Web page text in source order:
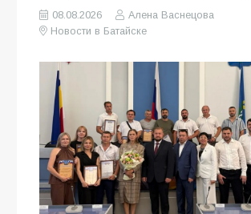
08.08.2026
Алена Васнецова
Новости в Батайске